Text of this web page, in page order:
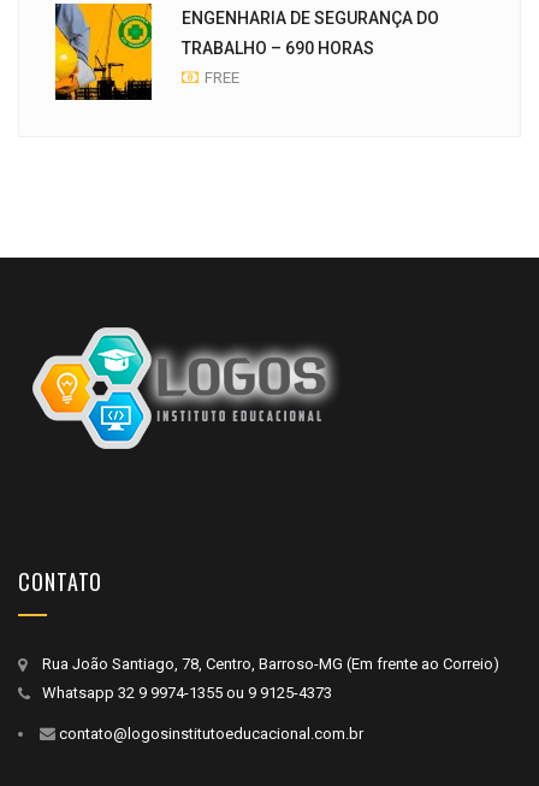
ENGENHARIA DE SEGURANÇA DO
TRABALHO – 690 HORAS
FREE
CONTATO
Rua João Santiago, 78, Centro, Barroso-MG (Em frente ao Correio)
Whatsapp 32 9 9974-1355 ou 9 9125-4373
contato@logosinstitutoeducacional.com.br